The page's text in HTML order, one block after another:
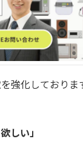
強化しておりま
しい」